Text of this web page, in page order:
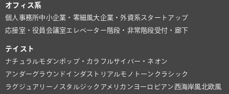
オフィス系
個人事務所中小企業・零細風大企業・外資系スタートアップ
応接室・役員会議室 エレベーター 階段・非常階段受付・廊下
テイスト
ナチュラルモダンポップ・カラフルサイバー・ネオン
アンダーグラウンド インダストリアルモノトーン クラシック
ラグジュアリー ノスタルジック アメリカン ヨーロピアン 西海岸風北欧風